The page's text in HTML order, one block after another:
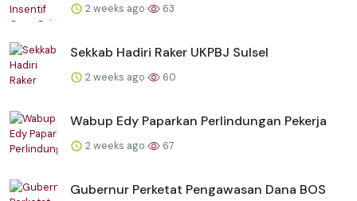
2 weeks ago 63
Sekkab Hadiri Raker UKPBJ Sulsel
2 weeks ago 60
Wabup Edy Paparkan Perlindungan Pekerja
2 weeks ago 67
Gubernur Perketat Pengawasan Dana BOS